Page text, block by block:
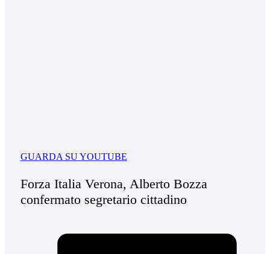
GUARDA SU YOUTUBE
Forza Italia Verona, Alberto Bozza
confermato segretario cittadino